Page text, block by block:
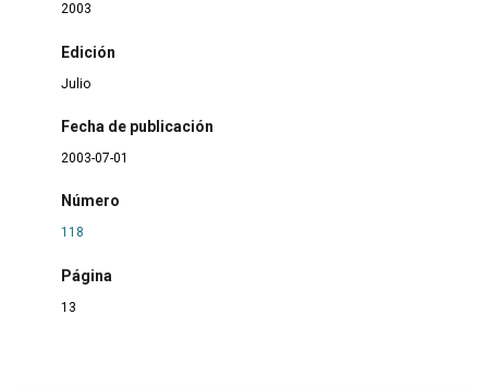
2003
Edición
Julio
Fecha de publicación
2003-07-01
Número
118
Página
13